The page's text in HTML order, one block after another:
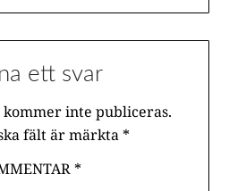
ett svar
kommer inte publiceras.
fält är märkta*
*